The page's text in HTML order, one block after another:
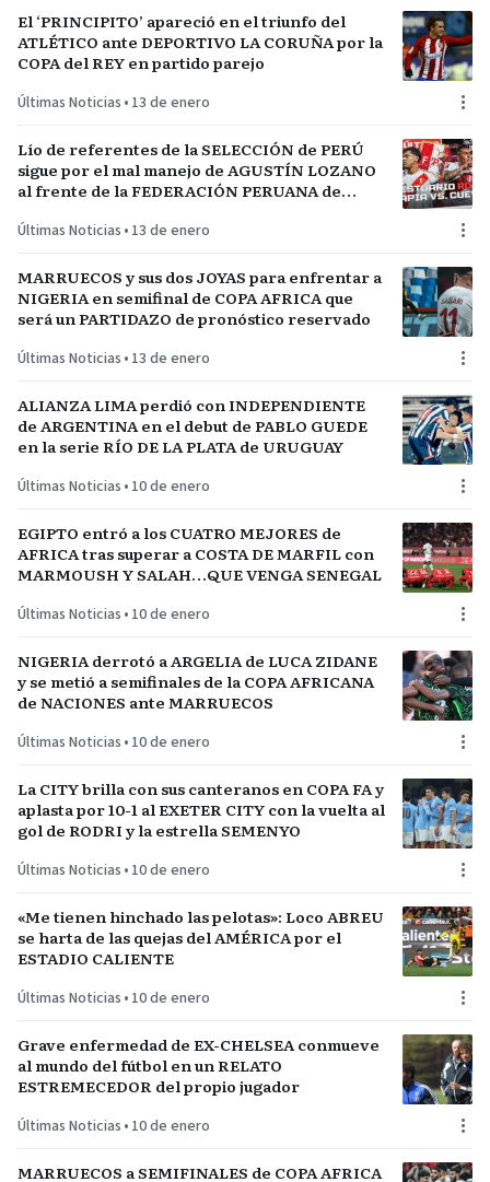
El ‘PRINCIPITO’ apareció en el triunfo del
ATLÉTICO ante DEPORTIVO LA CORUÑA por la
COPA del REY en partido parejo
Últimas Noticias • 13 de enero
Lío de referentes de la SELECCIÓN de PERÚ
sigue por el mal manejo de AGUSTÍN LOZANO
al frente de la FEDERACIÓN PERUANA de
Últimas Noticias • 13 de enero
MARRUECOS y sus dos JOYAS para enfrentar a
NIGERIA en semifinal de COPA AFRICA que
será un PARTIDAZO de pronóstico reservado
Últimas Noticias • 13 de enero
ALIANZA LIMA perdió con INDEPENDIENTE
de ARGENTINA en el debut de PABLO GUEDE
en la serie RÍO DE LA PLATA de URUGUAY
Últimas Noticias • 10 de enero
EGIPTO entró a los CUATRO MEJORES de
AFRICA tras superar a COSTA DE MARFIL con
MARMOUSH Y SALAH…QUE VENGA SENEGAL
Últimas Noticias • 10 de enero
NIGERIA derrotó a ARGELIA de LUCA ZIDANE
y se metió a semifinales de la COPA AFRICANA
de NACIONES ante MARRUECOS
Últimas Noticias • 10 de enero
La CITY brilla con sus canteranos en COPA FA y
aplasta por 10-1 al EXETER CITY con la vuelta al
gol de RODRI y la estrella SEMENYO
Últimas Noticias • 10 de enero
«Me tienen hinchado las pelotas»: Loco ABREU
se harta de las quejas del AMÉRICA por el
ESTADIO CALIENTE
Últimas Noticias • 10 de enero
Grave enfermedad de EX-CHELSEA conmueve
al mundo del fútbol en un RELATO
ESTREMECEDOR del propio jugador
Últimas Noticias • 10 de enero
MARRUECOS a SEMIFINALES de COPA AFRICA